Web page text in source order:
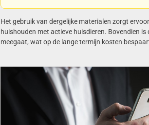
Het gebruik van dergelijke materialen zorgt
huishouden met actieve huisdieren. Bovendien
meegaat, wat op de lange termijn kosten